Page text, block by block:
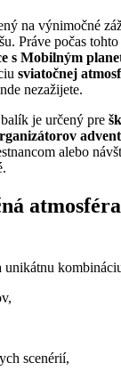
na výnimočné
Práve počas
s Mobilným
sviatočnej
nezažijete.
je určený pre
alebo
unikátnu
scenérií,